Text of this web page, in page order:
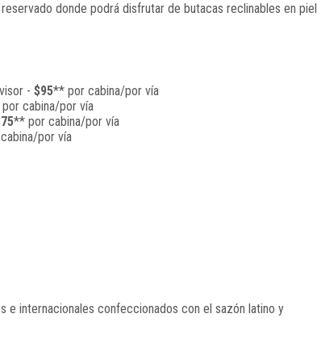
donde podrá disfrutar de butacas reclinables en piel
- $95** por cabina/por vía
cabina/por vía
** por cabina/por vía
por vía
e internacionales confeccionados con el sazón latino y